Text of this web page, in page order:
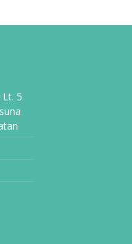
Lt. 5